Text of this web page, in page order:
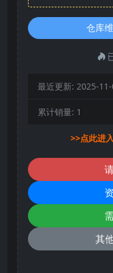
仓库
最近更新: 2025-
累计销量: 1
>>点此进
其